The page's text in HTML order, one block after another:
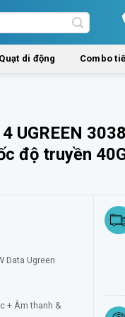
Quạt di động Combo
UGREEN
độ truyền
Data Ugreen
+ Âm thanh &